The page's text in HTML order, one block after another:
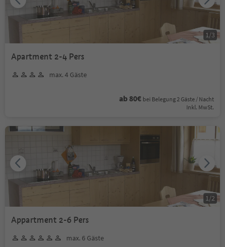
Apartment 2-4 Pers
max. 4 Gäste
ab 80€ bei Belegung 2 Gäste / Nacht
Inkl. MwSt.
1 /3
Appartment 2-6 Pers
max. 6 Gäste
1 /2